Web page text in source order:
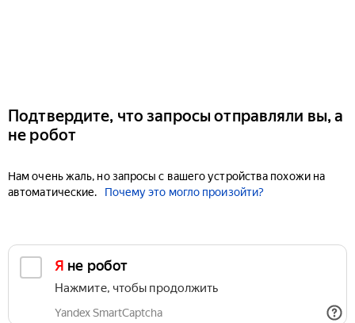
Подтвердите, что запросы отправляли вы, а
не робот
Нам очень жаль, но запросы с вашего устройства похожи на
автоматические.
Почему это могло произойти?
Я не робот
Нажмите, чтобы продолжить
Yandex SmartCaptcha